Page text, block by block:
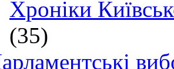
Хроніки
(35)